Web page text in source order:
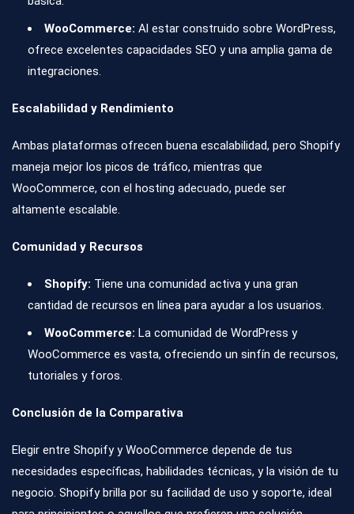
WooCommerce: Al estar construido sobre WordPress,
ofrece excelentes capacidades SEO y una amplia gama de
integraciones.
Escalabilidad y Rendimiento
Ambas plataformas ofrecen buena escalabilidad, pero Shopify
maneja mejor los picos de tráfico, mientras que
WooCommerce, con el hosting adecuado, puede ser
altamente escalable.
Comunidad y Recursos
Shopify: Tiene una comunidad activa y una gran
cantidad de recursos en línea para ayudar a los usuarios.
WooCommerce: La comunidad de WordPress y
WooCommerce es vasta, ofreciendo un sinfín de recursos,
tutoriales y foros.
Conclusión de la Comparativa
Elegir entre Shopify y WooCommerce depende de tus
necesidades específicas, habilidades técnicas, y la visión de tu
negocio. Shopify brilla por su facilidad de uso y soporte, ideal